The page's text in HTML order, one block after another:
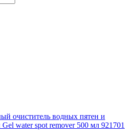
очиститель водных пятен и
water spot remover 500 мл 921701